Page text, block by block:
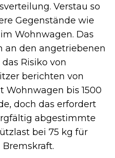
Verstau so
Gegenstände wie
Wohnwagen. Das
an den angetriebenen
Risiko von
berichten von
bis 1500
doch das erfordert
abgestimmte
bei 75 kg für